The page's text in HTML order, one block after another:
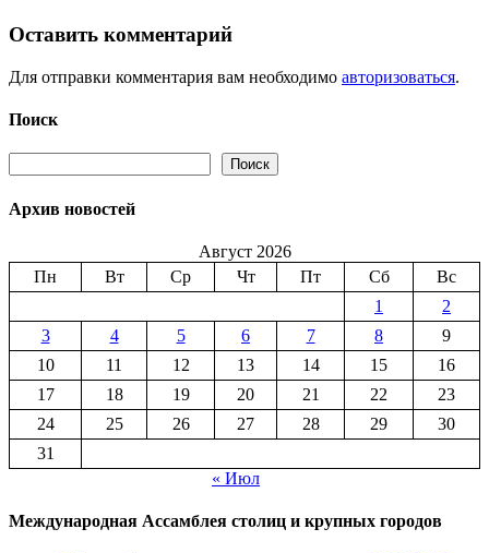
Оставить комментарий
Для отправки комментария вам необходимо авторизоваться.
Поиск
Поиск
Архив новостей
Август 2026
Пн
Вт Ср Чт Пт Сб
Вс
1
2
3
4 5 6 7 8
9
10
11 12 13 14 15
16
17
18 19 20 21 22
23
24
25 26 27 28 29
30
31
« Июл
Международная Ассамблея столиц и крупных городов